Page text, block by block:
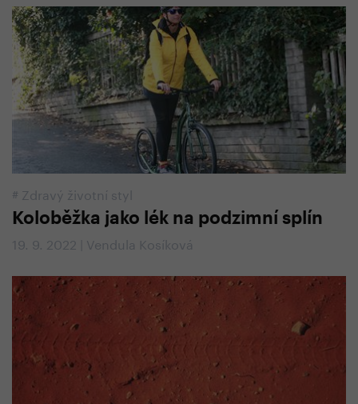
# Zdravý životní styl
Koloběžka jako lék na podzimní splín
19. 9. 2022 | Vendula Kosíková